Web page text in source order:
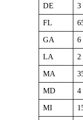
DE 3
FL
GA 6
LA 2
MA
MD 4
MI